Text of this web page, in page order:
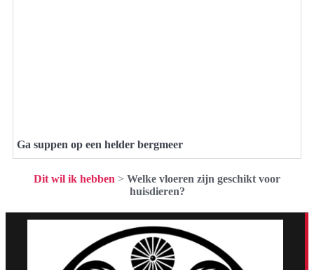
Ga suppen op een helder bergmeer
Dit wil ik hebben > Welke vloeren zijn geschikt voor
huisdieren?